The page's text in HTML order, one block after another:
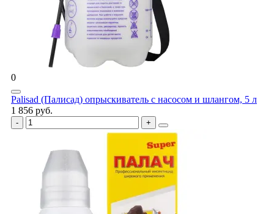
0
Palisad (Палисад) опрыскиватель с насосом и шлангом, 5 л
1 856 руб.